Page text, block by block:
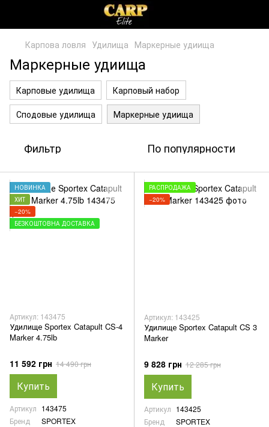
Карпова ловля Удилища Маркерные удиища
Маркерные удиища
Карповые удилища
Карповый набор
Сподовые удилища
Маркерные удиища
Фильтр По популярности
НОВИНКА
ХИТ
−20%
БЕЗКОШТОВНА ДОСТАВКА
Артикул: 143475
Удилище Sportex Catapult CS-4
Marker 4.75lb
11 592 грн 14 490 грн
Купить
Артикул 143475
Бренд
SPORTEX
РАСПРОДАЖА
−20%
Артикул: 143425
Удилище Sportex Catapult CS 3
Marker
9 828 грн 12 285 грн
Купить
Артикул 143425
Бренд
SPORTEX